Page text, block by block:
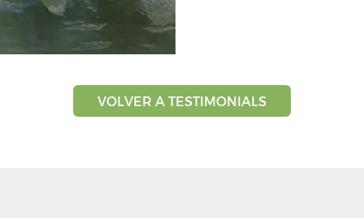
VOLVER A TESTIMONIALS